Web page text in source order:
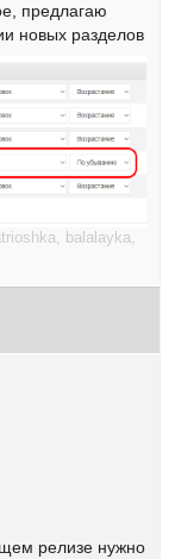
предлагаю
новых разделов
balalayka,
релизе нужно